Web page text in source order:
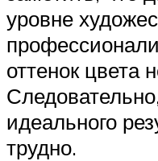
уровне
оттенок цвета
идеального
трудно.